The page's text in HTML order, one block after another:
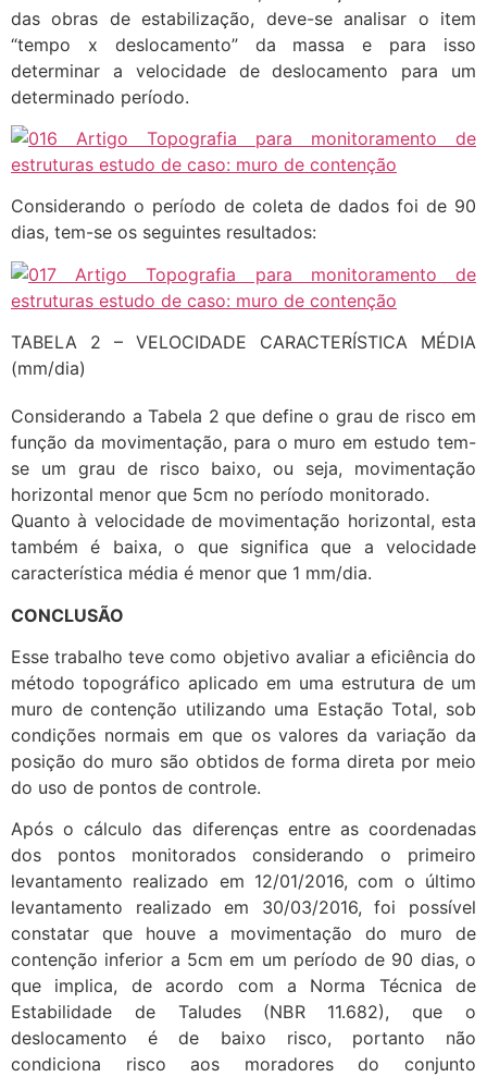
das obras de estabilização, deve-se analisar o item
“tempo x deslocamento” da massa e para isso
determinar a velocidade de deslocamento para um
determinado período.
Considerando o período de coleta de dados foi de 90
dias, tem-se os seguintes resultados:
TABELA 2 – VELOCIDADE CARACTERÍSTICA MÉDIA
(mm/dia)
Considerando a Tabela 2 que define o grau de risco em
função da movimentação, para o muro em estudo tem-
se um grau de risco baixo, ou seja, movimentação
horizontal menor que 5cm no período monitorado.
Quanto à velocidade de movimentação horizontal, esta
também é baixa, o que significa que a velocidade
característica média é menor que 1 mm/dia.
CONCLUSÃO
Esse trabalho teve como objetivo avaliar a eficiência do
método topográfico aplicado em uma estrutura de um
muro de contenção utilizando uma Estação Total, sob
condições normais em que os valores da variação da
posição do muro são obtidos de forma direta por meio
do uso de pontos de controle.
Após o cálculo das diferenças entre as coordenadas
dos pontos monitorados considerando o primeiro
levantamento realizado em 12/01/2016, com o último
levantamento realizado em 30/03/2016, foi possível
constatar que houve a movimentação do muro de
contenção inferior a 5cm em um período de 90 dias, o
que implica, de acordo com a Norma Técnica de
Estabilidade de Taludes (NBR 11.682), que o
deslocamento é de baixo risco, portanto não
condiciona risco aos moradores do conjunto